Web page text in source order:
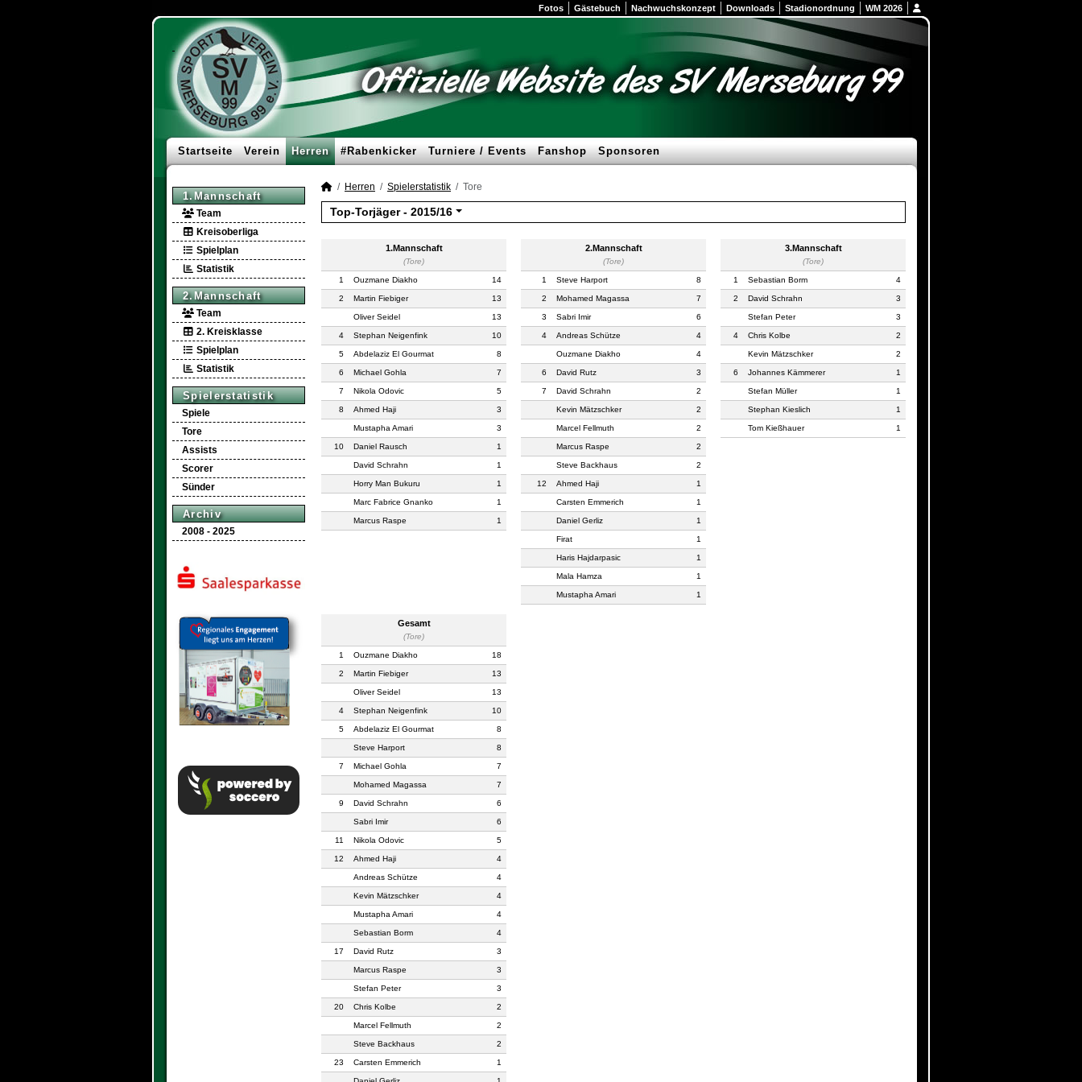
Fotos Gästebuch Nachwuchskonzept Downloads Stadionordnung WM 2026
Startseite Verein Herren #Rabenkicker Turniere / Events Fanshop Sponsoren
1.Mannschaft
Team
Kreisoberliga
Spielplan
Statistik
2.Mannschaft
Team
2. Kreisklasse
Spielplan
Statistik
Spielerstatistik
Spiele
Tore
Assists
Scorer
Sünder
Archiv
2008 - 2025
Herren Spielerstatistik Tore
Top-Torjäger - 2015/16
1.Mannschaft
(Tore)
1 Ouzmane Diakho 14
2 Martin Fiebiger 13
Oliver Seidel 13
4 Stephan Neigenfink 10
5 Abdelaziz El Gourmat 8
6 Michael Gohla 7
7 Nikola Odovic 5
8 Ahmed Haji 3
Mustapha Amari 3
10 Daniel Rausch 1
David Schrahn 1
Horry Man Bukuru 1
Marc Fabrice Gnanko 1
Marcus Raspe 1
2.Mannschaft
(Tore)
1 Steve Harport 8
2 Mohamed Magassa 7
3 Sabri Imir 6
4 Andreas Schütze 4
Ouzmane Diakho 4
6 David Rutz 3
7 David Schrahn 2
Kevin Mätzschker 2
Marcel Fellmuth 2
Marcus Raspe 2
Steve Backhaus 2
12 Ahmed Haji 1
Carsten Emmerich 1
Daniel Gerliz 1
Firat 1
Haris Hajdarpasic 1
Mala Hamza 1
Mustapha Amari 1
3.Mannschaft
(Tore)
1 Sebastian Borm 4
2 David Schrahn 3
Stefan Peter 3
4 Chris Kolbe 2
Kevin Mätzschker 2
6 Johannes Kämmerer 1
Stefan Müller 1
Stephan Kieslich 1
Tom Kießhauer 1
Gesamt
(Tore)
1 Ouzmane Diakho 18
2 Martin Fiebiger 13
Oliver Seidel 13
4 Stephan Neigenfink 10
5 Abdelaziz El Gourmat 8
Steve Harport 8
7 Michael Gohla 7
Mohamed Magassa 7
9 David Schrahn 6
Sabri Imir 6
11 Nikola Odovic 5
12 Ahmed Haji 4
Andreas Schütze 4
Kevin Mätzschker 4
Mustapha Amari 4
Sebastian Borm 4
17 David Rutz 3
Marcus Raspe 3
Stefan Peter 3
20 Chris Kolbe 2
Marcel Fellmuth 2
Steve Backhaus 2
23 Carsten Emmerich 1